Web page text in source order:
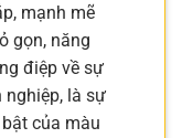
mạnh mẽ
gọn, năng
điệp về sự
nghiệp, là sự
của màu